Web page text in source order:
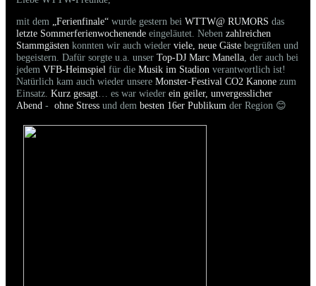
mit dem „Ferienfinale“ wurde gestern bei WTTW@ RUMORS das
letzte Sommerferienwochenende eingeläutet. Neben zahlreichen
Stammgästen konnten wir auch wieder viele, neue Gäste begrüßen und
begeistern. Dafür sorgte u.a. unser Top-DJ Marc Manella , der auch bei
jedem VFB-Heimspiel für die Musik im Stadion verantwortlich ist!
Natürlich kam auch wieder unsere Monster-Festival CO2 Kanone zum
Einsatz. Kurz gesagt … es war wieder ein geiler, unvergesslicher
Abend - ohne Stress und dem besten 16er Publikum der Region 😊